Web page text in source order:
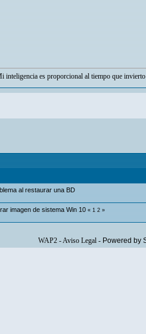
inteligencia es proporcional al tiempo que
al restaurar una BD
imagen de sistema Win 10 «1 2»
WAP2-Aviso Legal- Powered by